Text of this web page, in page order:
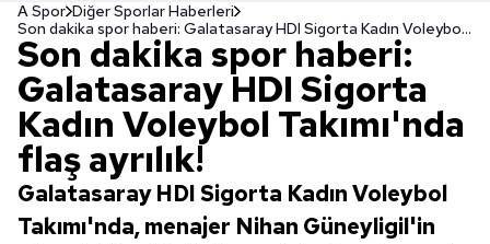
A Spor Diğer Sporlar Haberleri
Son dakika spor haberi: Galatasaray HDI Sigorta Kadın Voleybol Takımı'nda flaş ayrılık!
Son dakika spor haberi:
Galatasaray HDI Sigorta
Kadın Voleybol Takımı'nda
flaş ayrılık!
Galatasaray HDI Sigorta Kadın Voleybol
Takımı'nda, menajer Nihan Güneyligil'in